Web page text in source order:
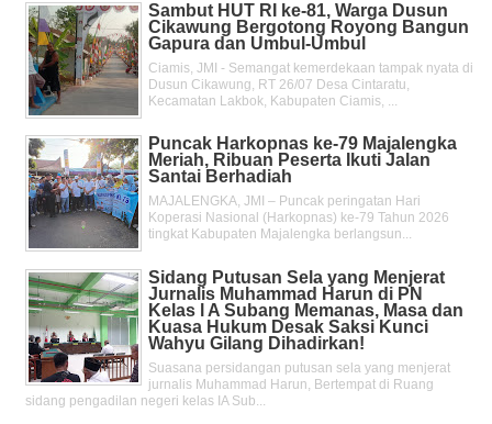
Sambut HUT RI ke-81, Warga Dusun
Cikawung Bergotong Royong Bangun
Gapura dan Umbul-Umbul
Ciamis, JMI - Semangat kemerdekaan tampak nyata di
Dusun Cikawung, RT 26/07 Desa Cintaratu,
Kecamatan Lakbok, Kabupaten Ciamis, ...
Puncak Harkopnas ke-79 Majalengka
Meriah, Ribuan Peserta Ikuti Jalan
Santai Berhadiah
MAJALENGKA, JMI – Puncak peringatan Hari
Koperasi Nasional (Harkopnas) ke-79 Tahun 2026
tingkat Kabupaten Majalengka berlangsun...
Sidang Putusan Sela yang Menjerat
Jurnalis Muhammad Harun di PN
Kelas l A Subang Memanas, Masa dan
Kuasa Hukum Desak Saksi Kunci
Wahyu Gilang Dihadirkan!
Suasana persidangan putusan sela yang menjerat
jurnalis Muhammad Harun, Bertempat di Ruang
sidang pengadilan negeri kelas IA Sub...